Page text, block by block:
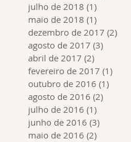
julho de 2018 (1)
maio de 2018 (1)
dezembro de 2017 (2)
agosto de 2017 (3)
abril de 2017 (2)
fevereiro de 2017 (1)
outubro de 2016 (1)
agosto de 2016 (2)
julho de 2016 (1)
junho de 2016 (3)
maio de 2016 (2)